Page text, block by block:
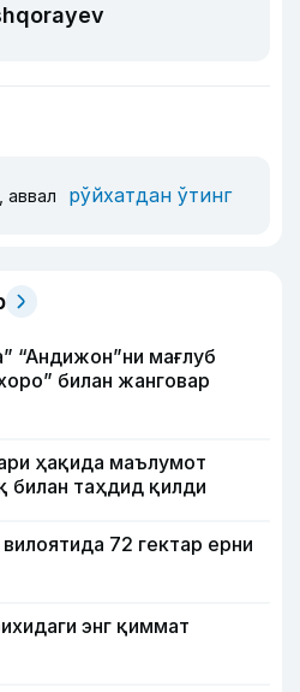
аввал рўйхатдан ўтинг
“Андижон”ни мағлуб
билан жанговар
ҳақида маълумот
билан таҳдид қилди
72 гектар ерни
энг қиммат